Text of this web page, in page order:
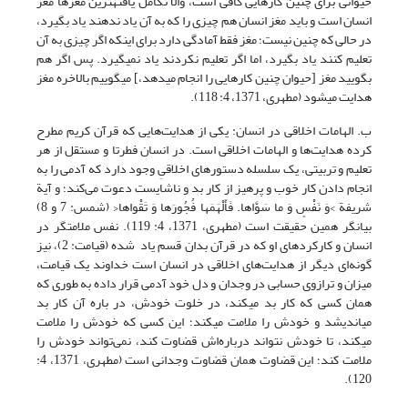
انسان است و باید مغز انسان هم چیزى را که به آن یاد ندهند یاد بگیرد،
در حالى که چنین نیست؛ مغز فقط آمادگى دارد براى اینکه اگر چیزى به آن
تعلیم کنند یاد بگیرد، اما اگر تعلیم نکردند یاد نمى‏گیرد. پس اگر هم
بگویید مغز [حیوان چنین کارهایى را انجام مى‏دهد،] مى‏گوییم بالاخره مغز
هدایت مى‏شود (مطهری، 1371، ‏4: 118).
ب. الهامات اخلاقى در انسان: یکى از هدایت‌هایى که قرآن کریم مطرح
کرده هدایت‌ها و الهامات اخلاقى است. در انسان فطرتا و مستقل از هر
تعلیم و تربیتى، یک سلسله دستورهاى اخلاقىِ وجود دارد که آدمی را به
انجام دادن کار خوب و پرهیز از کار بد و ناشایست دعوت می‌کند؛ و آیة
شریفة >وَ نَفْسٍ وَ ما سَوَّاها. فَأَلْهَمَها فُجُورَها وَ تَقْواها< (شمس: 7 و 8)
بیانگر همین حقیقت است (مطهری، 1371، ‏4: 119). نفس ملامتگر در
انسان و کارکردهای او که در قرآن بدان قسم یاد شده (قیامت: 2)، نیز
گونه‌ای دیگر از هدایت‌های اخلاقی در انسان است خداوند یک قیامت،
میزان و ترازوى حسابى در وجدان و دل خود آدمی قرار داده به طورى که
همان کسى که کار بد مى‏کند، در خلوت خودش، در باره آن کار بد
مى‏اندیشد و خودش را ملامت مى‏کند؛ این کسى که خودش را ملامت
مى‏کند، تا خودش نتواند درباره‌اش قضاوت کند، نمی‌تواند خودش را
ملامت کند؛ این قضاوت همان قضاوت وجدانى است (مطهری، 1371، 4:
120).